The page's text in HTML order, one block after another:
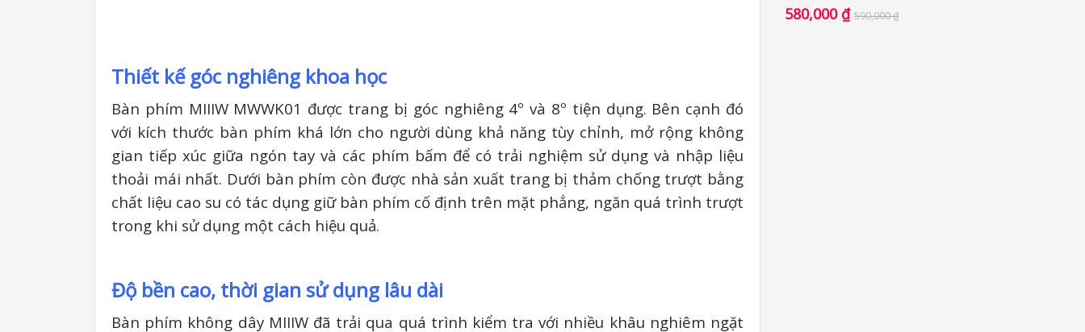
Thiết kế góc nghiêng khoa học
Bàn phím MIIIW MWWK01 được trang bị góc nghiêng 4º và 8º tiện dụng. Bên cạnh đó
với kích thước bàn phím khá lớn cho người dùng khả năng tùy chỉnh, mở rộng không
gian tiếp xúc giữa ngón tay và các phím bấm để có trải nghiệm sử dụng và nhập liệu
thoải mái nhất. Dưới bàn phím còn được nhà sản xuất trang bị thảm chống trượt bằng
chất liệu cao su có tác dụng giữ bàn phím cố định trên mặt phẳng, ngăn quá trình trượt
trong khi sử dụng một cách hiệu quả.
Độ bền cao, thời gian sử dụng lâu dài
Bàn phím không dây MIIIW đã trải qua quá trình kiểm tra với nhiều khâu nghiêm ngặt
580,000 ₫ 590,000₫